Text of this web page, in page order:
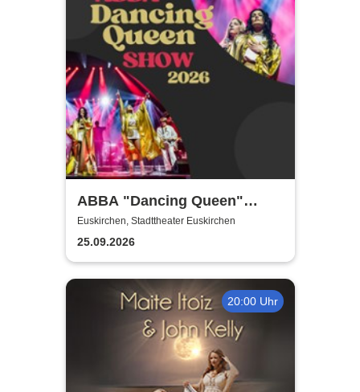
ABBA "Dancing Queen"
Show 2026
Euskirchen, Stadttheater Euskirchen
25.09.2026
20:00 Uhr